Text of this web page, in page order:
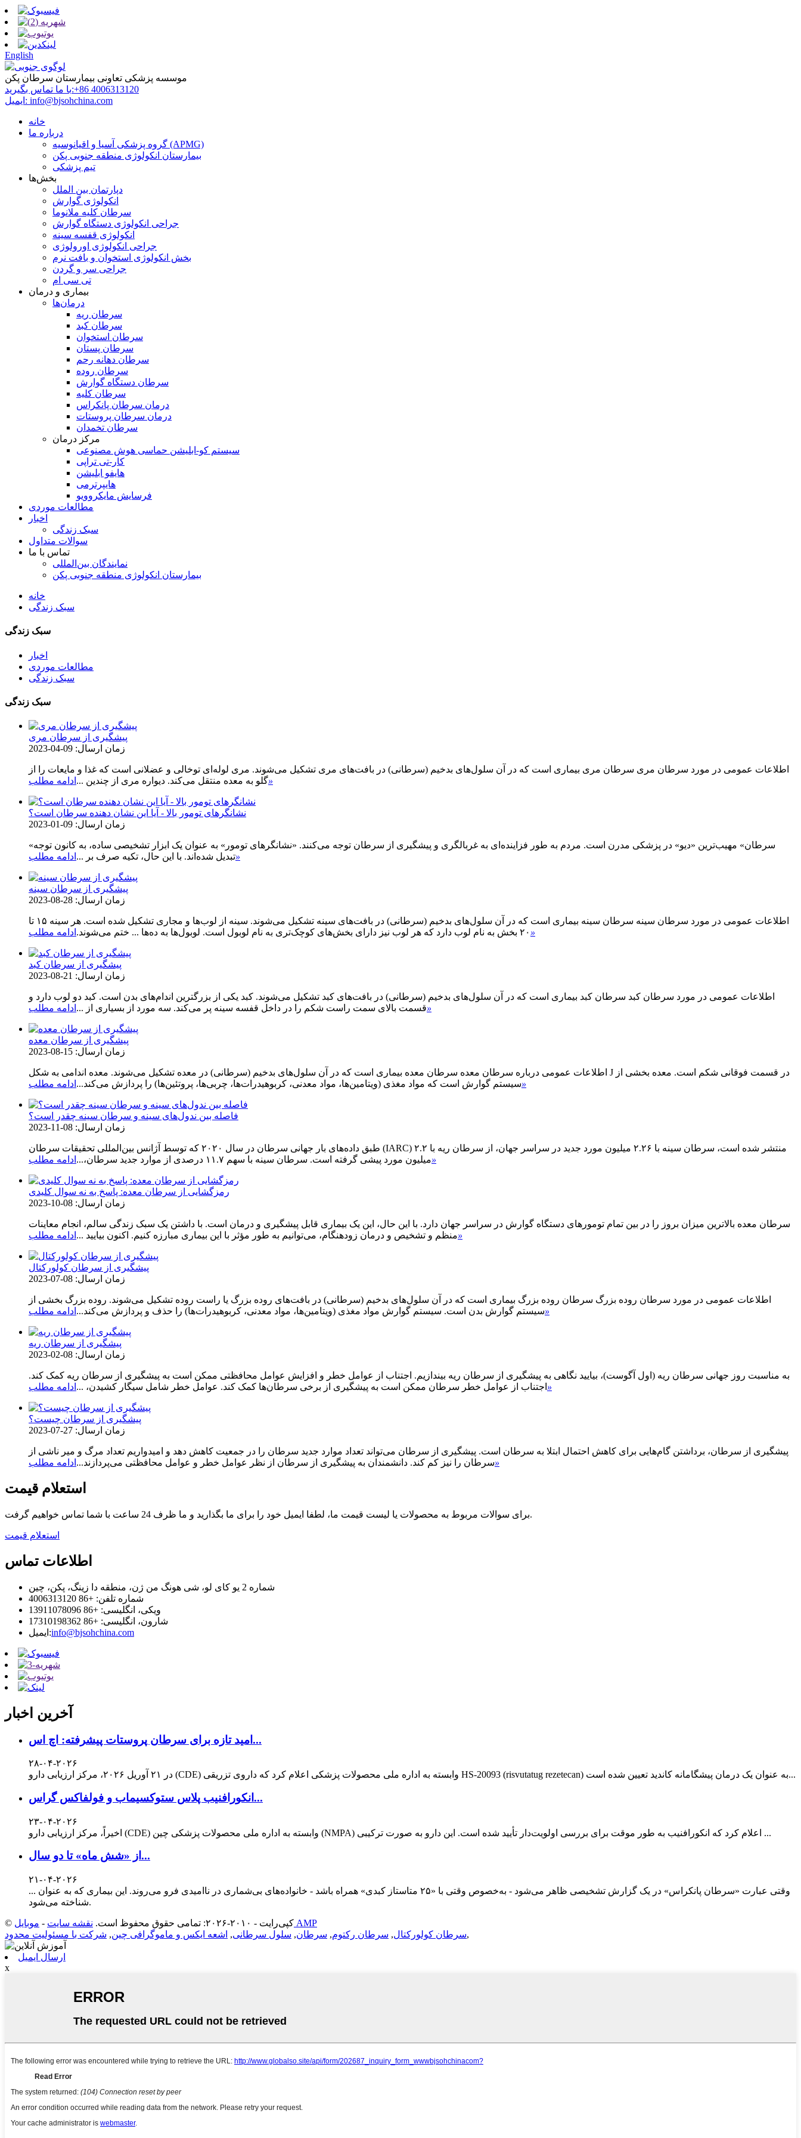
English
موسسه پزشکی تعاونی بیمارستان سرطان پکن
با ما تماس بگیرید:‎+86 4006313120‎
ایمیل: info@bjsohchina.com
خانه
درباره ما
گروه پزشکی آسیا و اقیانوسیه (APMG)
بیمارستان انکولوژی منطقه جنوبی پکن
تیم پزشکی
بخش‌ها
دپارتمان بین الملل
انکولوژی گوارش
سرطان کلیه ملانوما
جراحی انکولوژی دستگاه گوارش
انکولوژی قفسه سینه
جراحی انکولوژی اورولوژی
بخش انکولوژی استخوان و بافت نرم
جراحی سر و گردن
تی سی ام
بیماری و درمان
درمان‌ها
سرطان ریه
سرطان کبد
سرطان استخوان
سرطان پستان
سرطان دهانه رحم
سرطان روده
سرطان دستگاه گوارش
سرطان کلیه
درمان سرطان پانکراس
درمان سرطان پروستات
سرطان تخمدان
مرکز درمان
سیستم کو-ابلیشن حماسی هوش مصنوعی
کار-تی تراپی
هایفو ابلیشن
هایپرترمی
فرسایش مایکروویو
مطالعات موردی
اخبار
سبک زندگی
سوالات متداول
تماس با ما
نمایندگان بین‌المللی
بیمارستان انکولوژی منطقه جنوبی پکن
خانه
سبک زندگی
سبک زندگی
اخبار
مطالعات موردی
سبک زندگی
سبک زندگی
پیشگیری از سرطان مری
زمان ارسال: 09-04-2023
اطلاعات عمومی در مورد سرطان مری سرطان مری بیماری است که در آن سلول‌های بدخیم (سرطانی) در بافت‌های مری تشکیل می‌شوند. مری لوله‌ای توخالی و عضلانی است که غذا و مایعات را از
گلو به معده منتقل می‌کند. دیواره مری از چندین ... ادامه مطلب »
نشانگرهای تومور بالا - آیا این نشان دهنده سرطان است؟
زمان ارسال: 09-01-2023
«سرطان» مهیب‌ترین «دیو» در پزشکی مدرن است. مردم به طور فزاینده‌ای به غربالگری و پیشگیری از سرطان توجه می‌کنند. «نشانگرهای تومور» به عنوان یک ابزار تشخیصی ساده، به کانون توجه
تبدیل شده‌اند. با این حال، تکیه صرف بر ... ادامه مطلب »
پیشگیری از سرطان سینه
زمان ارسال: 28-08-2023
اطلاعات عمومی در مورد سرطان سینه سرطان سینه بیماری است که در آن سلول‌های بدخیم (سرطانی) در بافت‌های سینه تشکیل می‌شوند. سینه از لوب‌ها و مجاری تشکیل شده است. هر سینه ۱۵ تا
۲۰ بخش به نام لوب دارد که هر لوب نیز دارای بخش‌های کوچک‌تری به نام لوبول است. لوبول‌ها به ده‌ها ... ختم می‌شوند.
ادامه مطلب »
پیشگیری از سرطان کبد
زمان ارسال: 21-08-2023
اطلاعات عمومی در مورد سرطان کبد سرطان کبد بیماری است که در آن سلول‌های بدخیم (سرطانی) در بافت‌های کبد تشکیل می‌شوند. کبد یکی از بزرگترین اندام‌های بدن است. کبد دو لوب دارد و
قسمت بالای سمت راست شکم را در داخل قفسه سینه پر می‌کند. سه مورد از بسیاری از ... ادامه مطلب »
پیشگیری از سرطان معده
زمان ارسال: 15-08-2023
اطلاعات عمومی درباره سرطان معده سرطان معده بیماری است که در آن سلول‌های بدخیم (سرطانی) در معده تشکیل می‌شوند. معده اندامی به شکل J در قسمت فوقانی شکم است. معده بخشی از
سیستم گوارش است که مواد مغذی (ویتامین‌ها، مواد معدنی، کربوهیدرات‌ها، چربی‌ها، پروتئین‌ها) را پردازش می‌کند... ادامه مطلب »
فاصله بین ندول‌های سینه و سرطان سینه چقدر است؟
زمان ارسال: 08-11-2023
طبق داده‌های بار جهانی سرطان در سال ۲۰۲۰ که توسط آژانس بین‌المللی تحقیقات سرطان (IARC) منتشر شده است، سرطان سینه با ۲.۲۶ میلیون مورد جدید در سراسر جهان، از سرطان ریه با ۲.۲
میلیون مورد پیشی گرفته است. سرطان سینه با سهم ۱۱.۷ درصدی از موارد جدید سرطان،...
ادامه مطلب »
رمزگشایی از سرطان معده: پاسخ به نه سوال کلیدی
زمان ارسال: 08-10-2023
سرطان معده بالاترین میزان بروز را در بین تمام تومورهای دستگاه گوارش در سراسر جهان دارد. با این حال، این یک بیماری قابل پیشگیری و درمان است. با داشتن یک سبک زندگی سالم، انجام معاینات
منظم و تشخیص و درمان زودهنگام، می‌توانیم به طور مؤثر با این بیماری مبارزه کنیم. اکنون بیایید ... ادامه مطلب »
پیشگیری از سرطان کولورکتال
زمان ارسال: 08-07-2023
اطلاعات عمومی در مورد سرطان روده بزرگ سرطان روده بزرگ بیماری است که در آن سلول‌های بدخیم (سرطانی) در بافت‌های روده بزرگ یا راست روده تشکیل می‌شوند. روده بزرگ بخشی از
سیستم گوارش بدن است. سیستم گوارش مواد مغذی (ویتامین‌ها، مواد معدنی، کربوهیدرات‌ها) را حذف و پردازش می‌کند... ادامه مطلب »
پیشگیری از سرطان ریه
زمان ارسال: 08-02-2023
به مناسبت روز جهانی سرطان ریه (اول آگوست)، بیایید نگاهی به پیشگیری از سرطان ریه بیندازیم. اجتناب از عوامل خطر و افزایش عوامل محافظتی ممکن است به پیشگیری از سرطان ریه کمک کند.
اجتناب از عوامل خطر سرطان ممکن است به پیشگیری از برخی سرطان‌ها کمک کند. عوامل خطر شامل سیگار کشیدن، ... ادامه مطلب »
پیشگیری از سرطان چیست؟
زمان ارسال: 27-07-2023
پیشگیری از سرطان، برداشتن گام‌هایی برای کاهش احتمال ابتلا به سرطان است. پیشگیری از سرطان می‌تواند تعداد موارد جدید سرطان را در جمعیت کاهش دهد و امیدواریم تعداد مرگ و میر ناشی از
سرطان را نیز کم کند. دانشمندان به پیشگیری از سرطان از نظر عوامل خطر و عوامل محافظتی می‌پردازند... ادامه مطلب »
استعلام قیمت
برای سوالات مربوط به محصولات یا لیست قیمت ما، لطفا ایمیل خود را برای ما بگذارید و ما ظرف 24 ساعت با شما تماس خواهیم گرفت.
استعلام قیمت
اطلاعات تماس
شماره 2 یو کای لو، شی هونگ من ژن، منطقه دا زینگ، پکن، چین
شماره تلفن: +86 4006313120
ویکی، انگلیسی: +86 13911078096
شارون، انگلیسی: +86 17310198362
ایمیل:info@bjsohchina.com
آخرین اخبار
امید تازه برای سرطان پروستات پیشرفته: اچ اس...
۲۸-۰۴-۲۰۲۶
در ۲۱ آوریل ۲۰۲۶، مرکز ارزیابی دارو (CDE) وابسته به اداره ملی محصولات پزشکی اعلام کرد که داروی تزریقی HS-20093 (risvutatug rezetecan) به عنوان یک درمان پیشگامانه کاندید تعیین شده است...
انکورافنیب پلاس ستوکسیماب و فولفاکس گراس...
۲۳-۰۴-۲۰۲۶
اخیراً، مرکز ارزیابی دارو (CDE) وابسته به اداره ملی محصولات پزشکی چین (NMPA) اعلام کرد که انکورافنیب به طور موقت برای بررسی اولویت‌دار تأیید شده است. این دارو به صورت ترکیبی ...
از «شش ماه» تا دو سال...
۲۱-۰۴-۲۰۲۶
وقتی عبارت «سرطان پانکراس» در یک گزارش تشخیصی ظاهر می‌شود - به‌خصوص وقتی با «۲۵ متاستاز کبدی» همراه باشد - خانواده‌های بی‌شماری در ناامیدی فرو می‌روند. این بیماری که به عنوان ...
شناخته می‌شود.
© کپی‌رایت - ۲۰۱۰-۲۰۲۶: تمامی حقوق محفوظ است. نقشه سایت -
موبایل AMP
سرطان کولورکتال, سرطان رکتوم, سرطان, سلول سرطانی, اشعه ایکس و ماموگرافی چین, شرکت با مسئولیت محدود ,
ارسال ایمیل
x